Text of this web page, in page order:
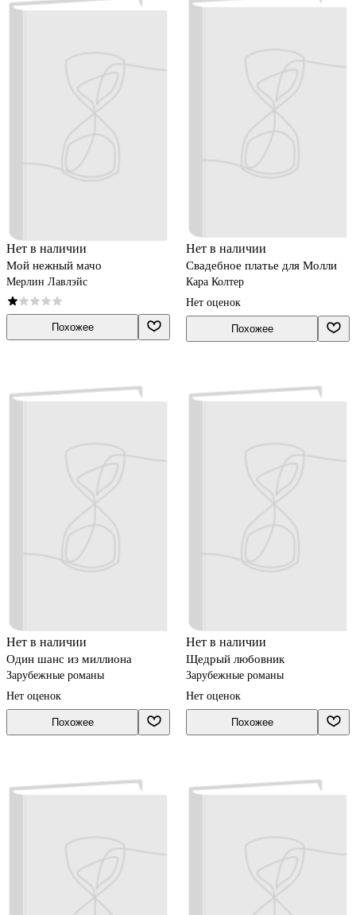
Нет в наличии
Мой нежный мачо
Мерлин Лавлэйс
Похожее
Нет в наличии
Свадебное платье для Молли
Кара Колтер
Нет оценок
Похожее
Нет в наличии
Один шанс из миллиона
Зарубежные романы
Нет оценок
Похожее
Нет в наличии
Щедрый любовник
Зарубежные романы
Нет оценок
Похожее